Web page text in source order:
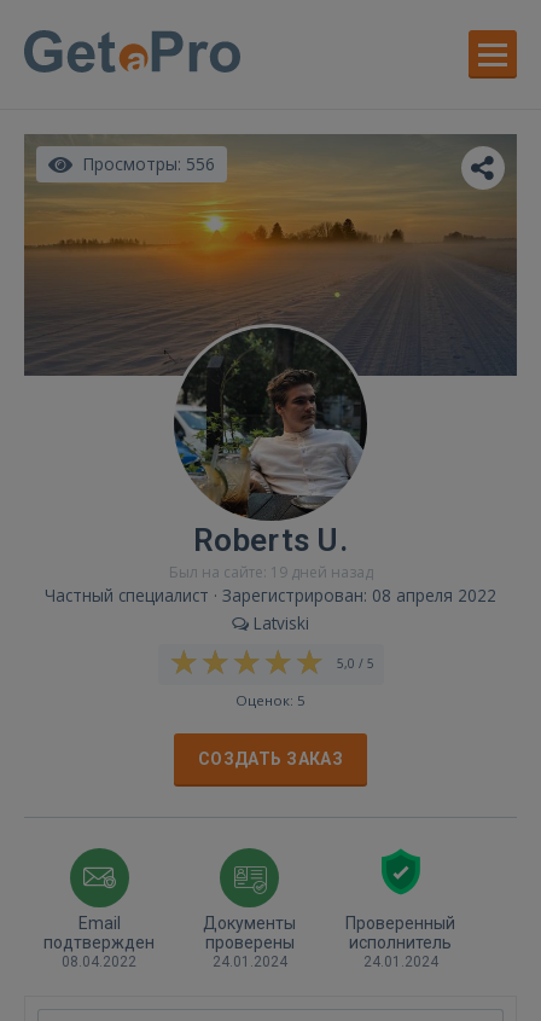
Просмотры: 556
Roberts U.
Был на сайте: 19 дней назад
Частный специалист · Зарегистрирован: 08 апреля 2022
Latviski
5,0 / 5
Оценок: 5
СОЗДАТЬ ЗАКАЗ
Email
подтвержден
08.04.2022
Документы
проверены
24.01.2024
Проверенный
исполнитель
24.01.2024